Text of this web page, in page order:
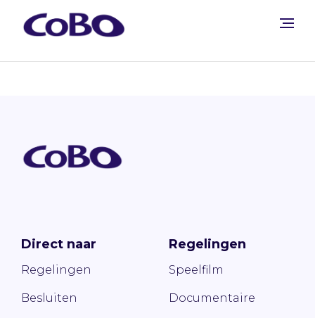
Direct naar
Regelingen
Besluiten
Regelingen
Speelfilm
Documentaire